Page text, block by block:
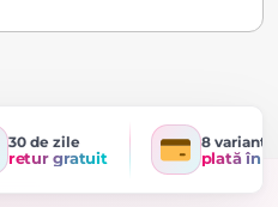
30 de zile
retur gratuit
8 variante
plată în